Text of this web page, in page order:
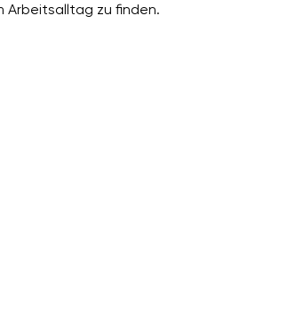
Arbeitsalltag zu finden.